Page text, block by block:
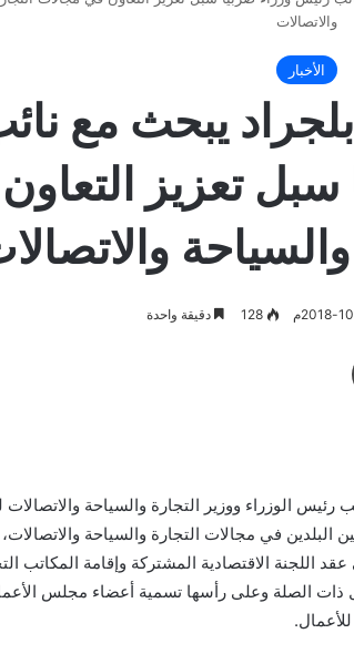
والاتصالات
الأخبار
يبحث مع
تعزيز
128 دقيقة واحدة
الوزراء ووزير التجارة والسياحة والاتصالات
البلدين في مجالات التجارة والسياحة
اللجنة الاقتصادية المشتركة وإقامة المكاتب
ذات الصلة وعلى رأسها تسمية أعضاء مجلس